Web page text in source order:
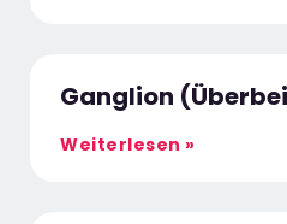
Ganglion
Weiterlesen »